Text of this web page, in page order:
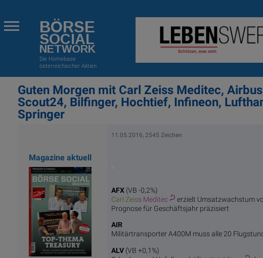
BÖRSE
SOCIAL
NETWORK
Die Homebase
österreichischer Aktien
Guten Morgen mit Carl Zeiss Meditec,
Scout24, Bilfinger, Hochtief, Infineon,
Springer
Magazine aktuell
11.05.2016, 2545 Zeichen
AFX(VB -0,2%)
Carl Zeiss Meditec
erzielt Umsatzwachstum
Prognose für Geschäftsjahr präzisiert
AIR
Militärtransporter A400M muss alle 20
ALV(VB +0,1%)